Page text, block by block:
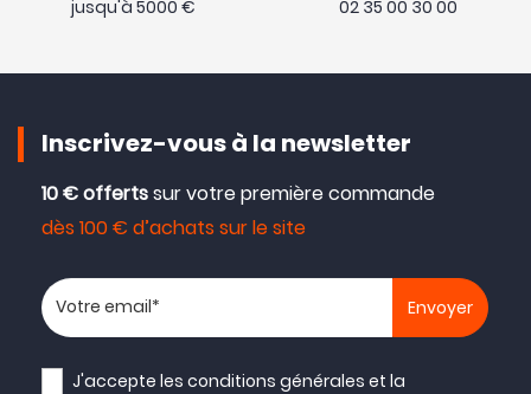
jusqu'à 5000 € 02 35 00 30 00
Inscrivez-vous à la newsletter
10 € offertssur votre première commande
dès 100 € d’achats sur le site
Votre adresse email
J'accepte lesconditions générales et la